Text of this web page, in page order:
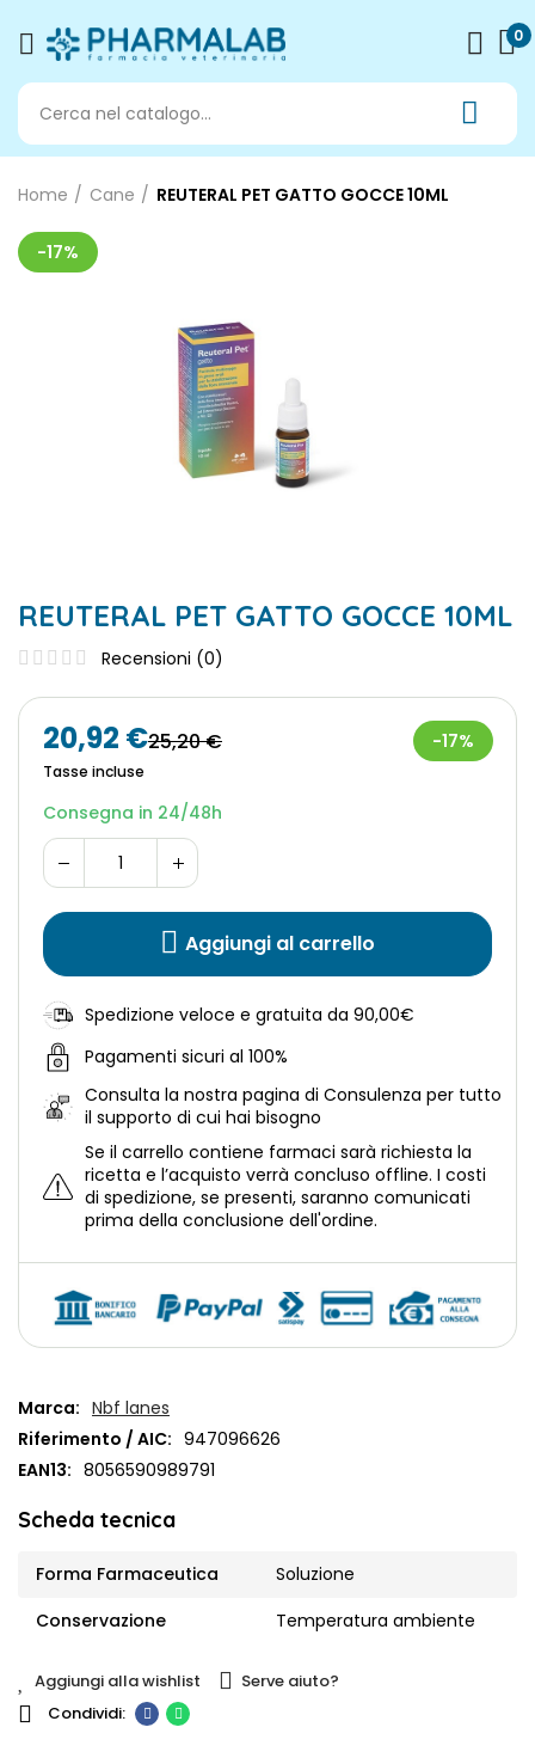
0
Home Cane REUTERAL PET GATTO GOCCE 10ML
-17%
REUTERAL PET GATTO GOCCE 10ML
Recensioni (0)
Marca: Nbf lanes
Riferimento / AIC: 947096626
EAN13: 8056590989791
Scheda tecnica
Forma Farmaceutica
Soluzione
Conservazione
Temperatura ambiente
Aggiungi alla wishlist Serve aiuto?
20,92 €25,20 €
Tasse incluse
-17%
Consegna in 24/48h
Aggiungi al carrello
Spedizione veloce e gratuita da 90,00€
Pagamenti sicuri al 100%
Consulta la nostra pagina di Consulenza per tutto
il supporto di cui hai bisogno
Se il carrello contiene farmaci sarà richiesta la
ricetta e l’acquisto verrà concluso offline. I costi
di spedizione, se presenti, saranno comunicati
prima della conclusione dell'ordine.